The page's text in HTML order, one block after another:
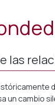
las
un cambio